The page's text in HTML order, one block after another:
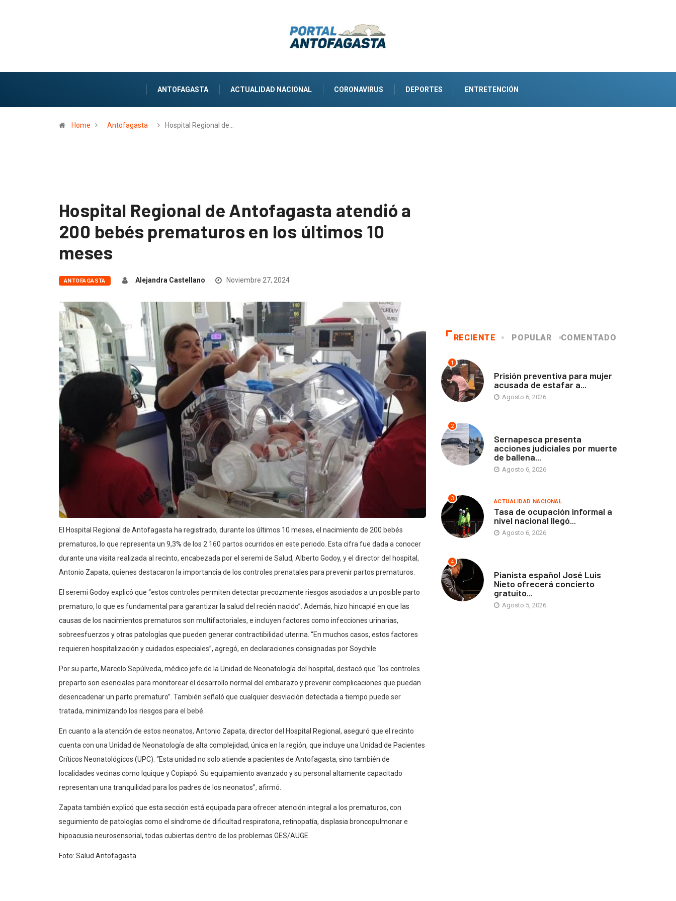
ANTOFAGASTA ACTUALIDAD NACIONAL CORONAVIRUS DEPORTES ENTRETENCIÓN
Home Antofagasta Hospital Regional de…
Hospital Regional de Antofagasta atendió a
200 bebés prematuros en los últimos 10
meses
ANTOFAGASTA Alejandra Castellano Noviembre 27, 2024
El Hospital Regional de Antofagasta ha registrado, durante los últimos 10 meses, el nacimiento de 200 bebés
prematuros, lo que representa un 9,3% de los 2.160 partos ocurridos en este periodo. Esta cifra fue dada a conocer
durante una visita realizada al recinto, encabezada por el seremi de Salud, Alberto Godoy, y el director del hospital,
Antonio Zapata, quienes destacaron la importancia de los controles prenatales para prevenir partos prematuros.
El seremi Godoy explicó que “estos controles permiten detectar precozmente riesgos asociados a un posible parto
prematuro, lo que es fundamental para garantizar la salud del recién nacido”. Además, hizo hincapié en que las
causas de los nacimientos prematuros son multifactoriales, e incluyen factores como infecciones urinarias,
sobreesfuerzos y otras patologías que pueden generar contractibilidad uterina. “En muchos casos, estos factores
requieren hospitalización y cuidados especiales”, agregó, en declaraciones consignadas por Soychile.
Por su parte, Marcelo Sepúlveda, médico jefe de la Unidad de Neonatología del hospital, destacó que “los controles
preparto son esenciales para monitorear el desarrollo normal del embarazo y prevenir complicaciones que puedan
desencadenar un parto prematuro”. También señaló que cualquier desviación detectada a tiempo puede ser
tratada, minimizando los riesgos para el bebé.
En cuanto a la atención de estos neonatos, Antonio Zapata, director del Hospital Regional, aseguró que el recinto
cuenta con una Unidad de Neonatología de alta complejidad, única en la región, que incluye una Unidad de Pacientes
Críticos Neonatológicos (UPC). “Esta unidad no solo atiende a pacientes de Antofagasta, sino también de
localidades vecinas como Iquique y Copiapó. Su equipamiento avanzado y su personal altamente capacitado
representan una tranquilidad para los padres de los neonatos”, afirmó.
Zapata también explicó que esta sección está equipada para ofrecer atención integral a los prematuros, con
seguimiento de patologías como el síndrome de dificultad respiratoria, retinopatía, displasia broncopulmonar e
hipoacusia neurosensorial, todas cubiertas dentro de los problemas GES/AUGE.
Foto: Salud Antofagasta.
RECIENTE POPULAR COMENTADO
1
Prisión preventiva para mujer
acusada de estafar a...
Agosto 6, 2026
2
Sernapesca presenta
acciones judiciales por muerte
de ballena...
Agosto 6, 2026
3 ACTUALIDAD NACIONAL
Tasa de ocupación informal a
nivel nacional llegó...
Agosto 6, 2026
4
Pianista español José Luis
Nieto ofrecerá concierto
gratuito...
Agosto 5, 2026